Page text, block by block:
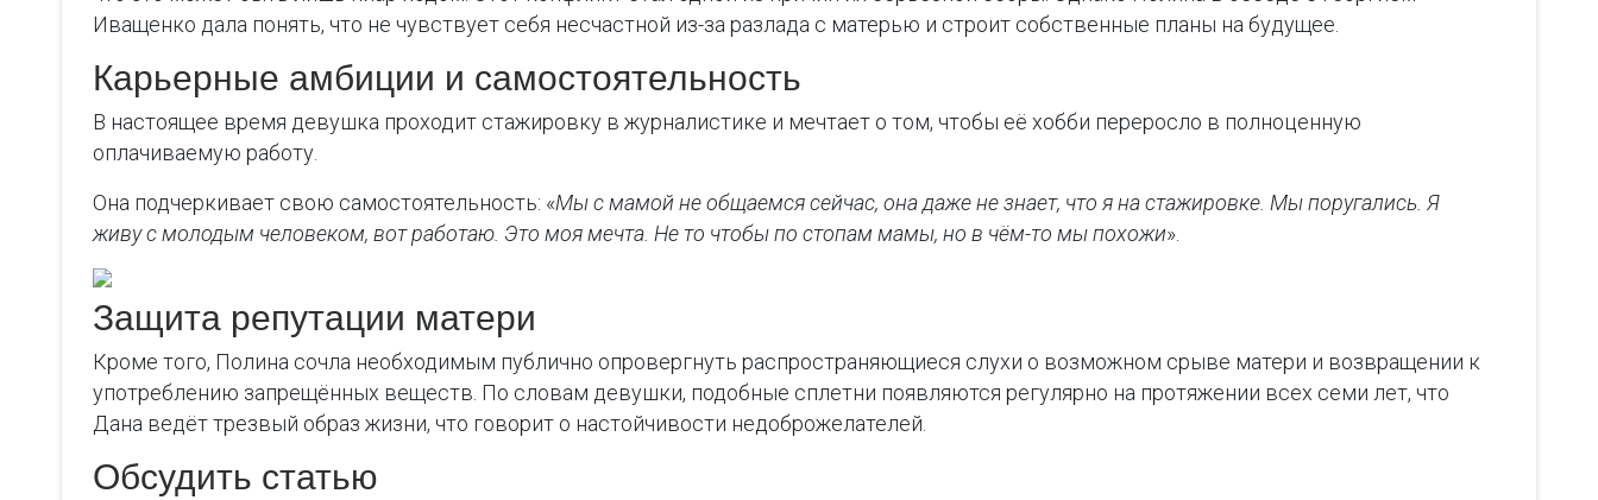
Иващенко дала понять, что не чувствует себя несчастной из-за разлада с матерью и строит собственные планы на будущее.
Карьерные амбиции и самостоятельность
В настоящее время девушка проходит стажировку в журналистике и мечтает о том, чтобы её хобби переросло в полноценную
оплачиваемую работу.
Она подчеркивает свою самостоятельность: «Мы с мамой не общаемся сейчас, она даже не знает, что я на стажировке. Мы поругались. Я
живу с молодым человеком, вот работаю. Это моя мечта. Не то чтобы по стопам мамы, но в чём-то мы похожи».
Защита репутации матери
Кроме того, Полина сочла необходимым публично опровергнуть распространяющиеся слухи о возможном срыве матери и возвращении к
употреблению запрещённых веществ. По словам девушки, подобные сплетни появляются регулярно на протяжении всех семи лет, что
Дана ведёт трезвый образ жизни, что говорит о настойчивости недоброжелателей.
Обсудить статью